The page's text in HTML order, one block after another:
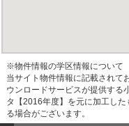
※物件情報の学区情報について
当サイト物件情報に記載されて
ウンロードサービスが提供する
タ【2016年度】を元に加工し
る場合がございます。